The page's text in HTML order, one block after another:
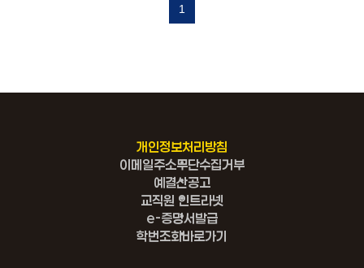
1
개인정보처리방침
이메일주소무단수집거부
예결산공고
교직원 인트라넷
e-증명서발급
학번조회바로가기